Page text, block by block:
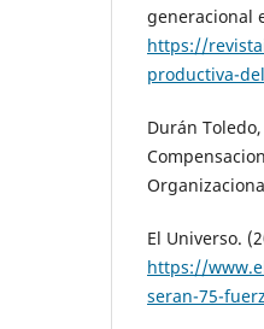
generacional
https://
productiva-
Durán
El Universo.
https://
seran-75-